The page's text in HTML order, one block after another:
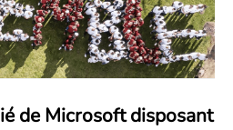
de Microsoft disposant